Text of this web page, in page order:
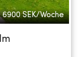
6900 SEK/Woche